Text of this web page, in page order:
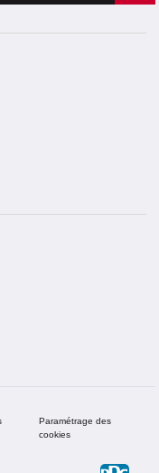
Paramétrage des
cookies